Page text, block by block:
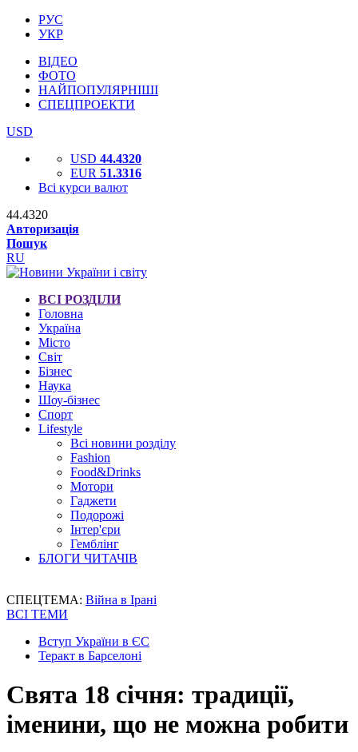
РУС
УКР
ВІДЕО
ФОТО
НАЙПОПУЛЯРНІШІ
СПЕЦПРОЕКТИ
USD
USD 44.4320
EUR 51.3316
Всі курси валют
44.4320
Авторизація
Пошук
RU
ВСІ РОЗДІЛИ
Головна
Україна
Місто
Світ
Бізнес
Наука
Шоу-бізнес
Спорт
Lifestyle
Всі новини розділу
Fashion
Food&Drinks
Мотори
Гаджети
Подорожі
Інтер'єри
Гемблінг
БЛОГИ ЧИТАЧІВ
СПЕЦТЕМА: Війна в Ірані
ВСІ ТЕМИ
Вступ України в ЄС
Теракт в Барселоні
Свята 18 січня: традиції,
іменини, що не можна робити